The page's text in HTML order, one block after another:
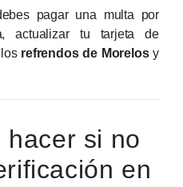
pagar una multa por
actualizar tu tarjeta de
refrendos de Morelosy
hacer si no
en